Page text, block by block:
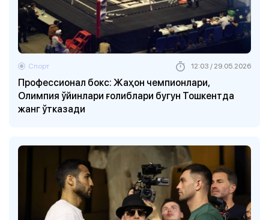
Профессионал бокс: Жаҳон чемпионлари,
Олимпия ўйинлари ғолиблари бугун Тошкентда
жанг ўтказади
Спорт 12:03 / 29.05.2026